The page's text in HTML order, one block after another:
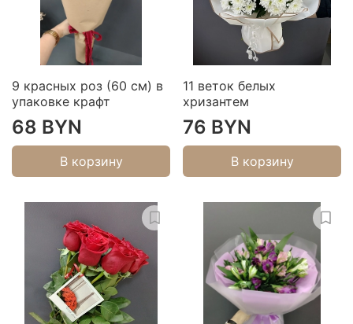
9 красных роз (60 см) в
упаковке крафт
68 BYN
В корзину
11 веток белых
хризантем
76 BYN
В корзину